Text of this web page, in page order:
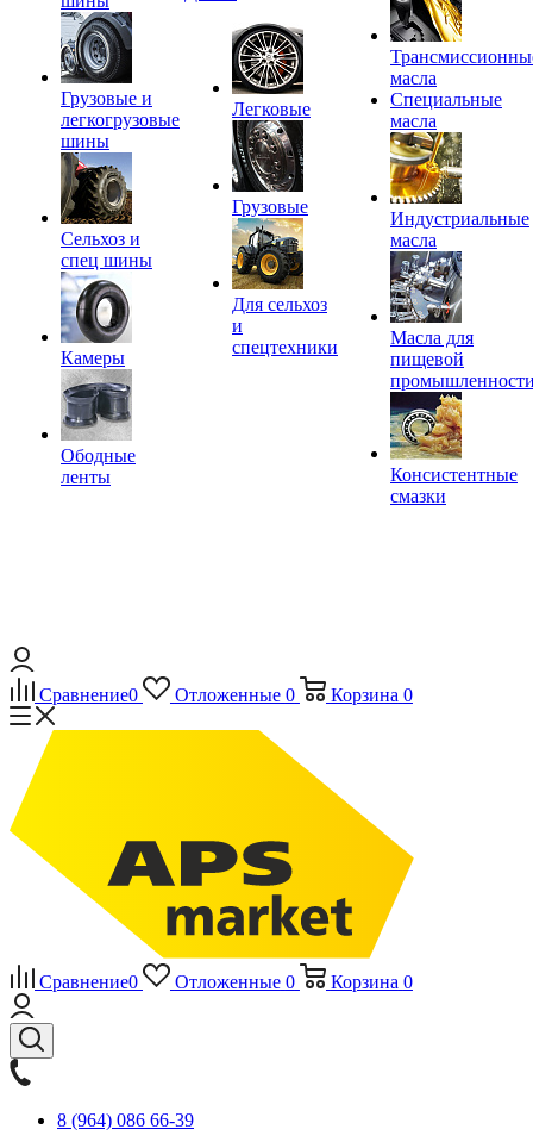
Грузовые и
легкогрузовые
шины
Сельхоз и
спец шины
Камеры
Ободные
ленты
Легковые
Грузовые
Для сельхоз
и
спецтехники
масла
Специальные
масла
Индустриальные
масла
Масла для
пищевой
Консистентные
смазки
Сравнение0 Отложенные 0 Корзина 0
Сравнение0 Отложенные 0 Корзина 0
8 (964) 086 66-39